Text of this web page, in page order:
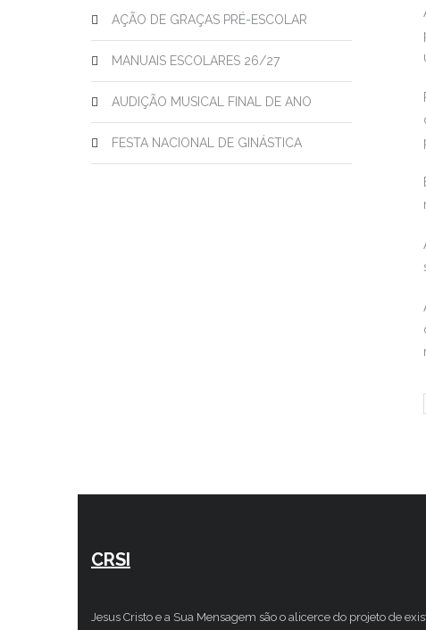
AÇÃO DE GRAÇAS PRÉ-ESCOLAR
MANUAIS ESCOLARES 26/27
AUDIÇÃO MUSICAL FINAL DE ANO
FESTA NACIONAL DE GINÁSTICA
CRSI
Jesus Cristo e a Sua Mensagem são o alicerce do projeto de